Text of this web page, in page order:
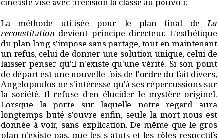
La méthode utilisée pour le plan final deLa
reconstitution devient principe directeur. L'esthétique
du plan long s'impose sans partage, tout en maintenant
un refus, celui de donner une solution unique, celui de
laisser penser qu'il n'existe qu'une vérité. Si son point
de départ est une nouvelle fois de l'ordre du fait divers,
Angelopoulos ne s'intéresse qu'à ses répercussions sur
la société. Il refuse d’en élucider le mystère originel.
Lorsque la porte sur laquelle notre regard aura
longtemps buté s'ouvre enfin, seule la mort nous est
donnée à voir, sans explication. De même que le gros
plan n'existe pas, que les statuts et les rôles respectifs